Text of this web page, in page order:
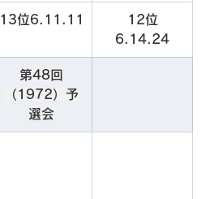
13位6.11.11
12位
6.14.24
第48回
（1972）予
選会